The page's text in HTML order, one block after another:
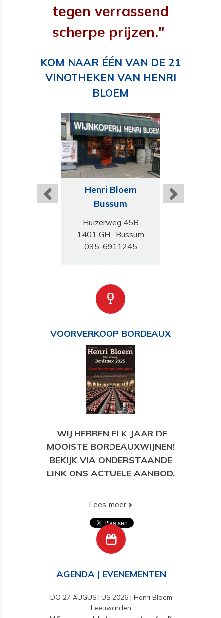
tegen verrassend
scherpe prijzen."
KOM NAAR ÉÉN VAN DE 21
VINOTHEKEN VAN HENRI
BLOEM
Henri Bloem
Bussum
Huizerweg 45B
1401 GH Bussum
035-6911245
VOORVERKOOP BORDEAUX
WIJ HEBBEN ELK JAAR DE
MOOISTE BORDEAUXWIJNEN!
BEKIJK VIA ONDERSTAANDE
LINK ONS ACTUELE AANBOD.
AANBOD!
Lees meer
AGENDA | EVENEMENTEN
DO 27 AUGUSTUS 2026| Henri Bloem
Leeuwarden